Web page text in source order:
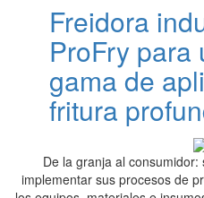
Freidora
ProFry para
gama de
fritura
De la granja al
implementar sus procesos de